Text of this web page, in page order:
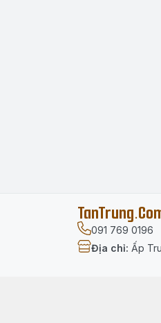
091 769 0196
Địa chỉ: Ấp